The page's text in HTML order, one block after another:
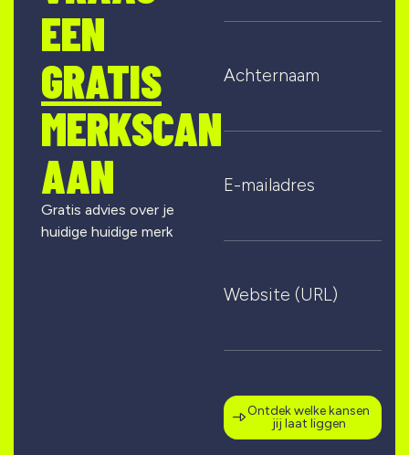
EEN
GRATIS
MERKSCAN
AAN
Gratis advies over je
huidige huidige merk
Achternaam
E-mailadres
Website (URL)
Ontdek welke kansen
jij laat liggen